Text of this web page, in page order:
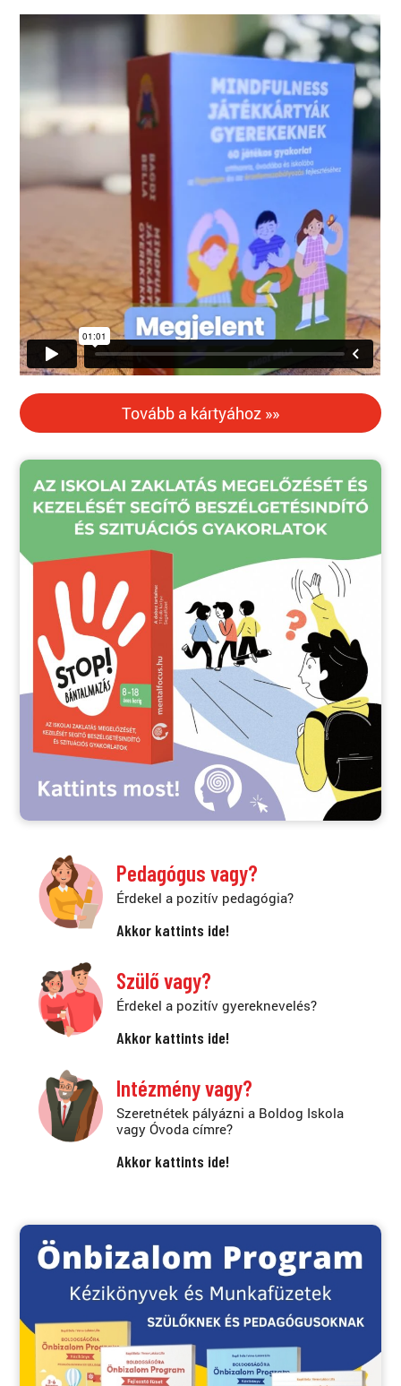
Tovább a kártyához »»
Pedagógus vagy?
Érdekel a pozitív pedagógia?
Akkor kattints ide!
Szülő vagy?
Érdekel a pozitív gyereknevelés?
Akkor kattints ide!
Intézmény vagy?
Szeretnétek pályázni a Boldog Iskola
vagy Óvoda címre?
Akkor kattints ide!